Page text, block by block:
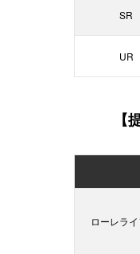
SR
UR
【
ローレラ